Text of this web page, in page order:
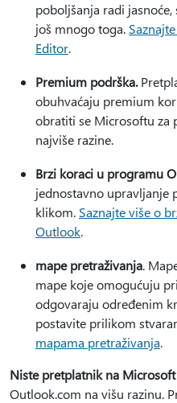
poboljšanja radi
još mnogo toga.
Editor.
Premium podrška.
obuhvaćaju premium
obratiti se Microsoftu za
najviše razine.
Brzi koraci u programu
jednostavno upravljanje
klikom. Saznajte više o
Outlook.
mape pretraživanja.
mape koje omogućuju
odgovaraju određenim
postavite prilikom
mapama pretraživanja.
Niste pretplatnik na
Outlook.com na višu razinu.